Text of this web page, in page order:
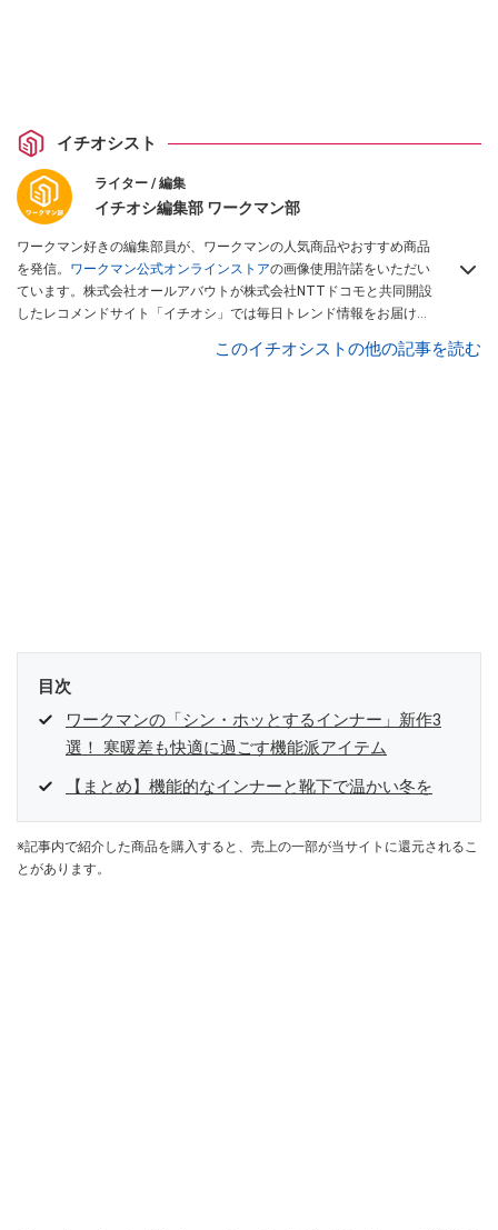
イチオシスト
ライター / 編集
イチオシ編集部 ワークマン部
ワークマン好きの編集部員が、ワークマンの人気商品やおすすめ商品
を発信。 ワークマン公式オンラインストアの画像使用許諾をいただい
ています。株式会社オールアバウトが株式会社NTTドコモと共同開設
したレコメンドサイト「イチオシ」では毎日トレンド情報をお届け。
このイチオシストの他の記事を読む
目次
ワークマンの「シン・ホッとするインナー」新作3
選！ 寒暖差も快適に過ごす機能派アイテム
【まとめ】機能的なインナーと靴下で温かい冬を
※記事内で紹介した商品を購入すると、売上の一部が当サイトに還元されるこ
とがあります。